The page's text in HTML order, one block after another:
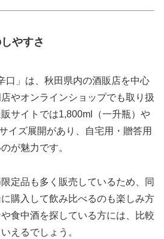
やすさ
口」は、秋田県内の酒販店を中心
やオンラインショップでも取り扱
サイトでは1,800ml（一升瓶）や
イズ展開があり、自宅用・贈答用
が魅力です。
定品も多く販売しているため、同
購入して飲み比べるのも楽しみ方
食中酒を探している方には、比較
えるでしょう。